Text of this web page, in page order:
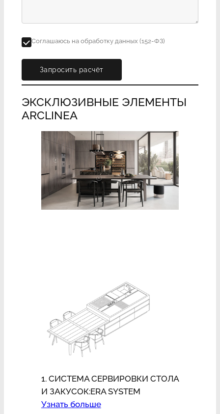
Соглашаюсь на обработку данных (152-ФЗ)
Запросить расчёт
ЭКСКЛЮЗИВНЫЕ ЭЛЕМЕНТЫ
ARCLINEA
1. СИСТЕМА СЕРВИРОВКИ СТОЛА
И ЗАКУСОК:ERA SYSTEM
Узнать больше